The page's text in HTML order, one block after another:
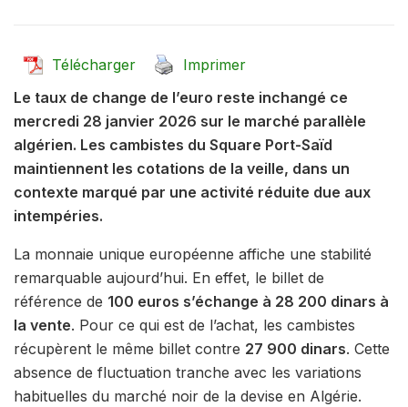
Télécharger
Imprimer
Le taux de change de l’euro reste inchangé ce
mercredi 28 janvier 2026 sur le marché parallèle
algérien. Les cambistes du Square Port-Saïd
maintiennent les cotations de la veille, dans un
contexte marqué par une activité réduite due aux
intempéries.
La monnaie unique européenne affiche une stabilité
remarquable aujourd’hui. En effet, le billet de
référence de 100 euros s’échange à 28 200 dinars à
la vente. Pour ce qui est de l’achat, les cambistes
récupèrent le même billet contre 27 900 dinars. Cette
absence de fluctuation tranche avec les variations
habituelles du marché noir de la devise en Algérie.